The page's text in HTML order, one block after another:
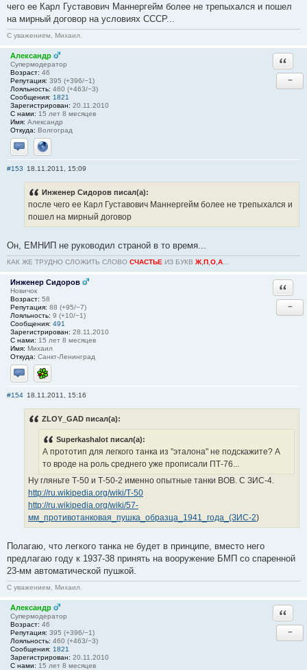
чего ее Карл Густавович Маннергейм более не трепыхался и пошел
на мирный договор на условиях СССР...
С уважением, Михаил.
Александр
Супермодератор
Возраст: 46
Репутация: 395 (+396/−1)
Лояльность: 460 (+463/−3)
Сообщения: 1821
Зарегистрирован: 20.11.2010
С нами: 15 лет 8 месяцев
Имя: Александр
Откуда: Волгоград
Отправить личное сообщение
Сайт
−
#153 18.11.2011, 15:09
Инженер Сидоров писал(а):
после чего ее Карл Густавович Маннергейм более не трепыхался и
пошел на мирный договор
Он, ЕМНИП не руководил страной в то время...
КАК ЖЕ ТРУДНО СЛОЖИТЬ СЛОВО СЧАСТЬЕ ИЗ БУКВ Ж П О А
Инженер Сидоров
Новичок
Возраст: 58
Репутация: 88 (+95/−7)
Лояльность: 9 (+10/−1)
Сообщения: 491
Зарегистрирован: 28.11.2010
С нами: 15 лет 8 месяцев
Имя: Михаил
Откуда: Санкт-Ленинград
Отправить личное сообщение
ICQ
−
#154 18.11.2011, 15:16
ZLOY_GAD писал(а):
Superkashalot писал(а):
А прототип для легкого танка из "эталона" не подскажите? А
то вроде на роль среднего уже прописали ПТ-76...
Ну гляньте Т-50 и Т-50-2 именно опытные танки ВОВ. С ЗИС-4.
http://ru.wikipedia.org/wiki/Т-50
http://ru.wikipedia.org/wiki/57-
мм_противотанковая_пушка_образца_1941_года_(ЗИС-2)
Полагаю, что легкого танка не будет в принципе, вместо него
предлагаю году к 1937-38 принять на вооружение БМП со спаренной
23-мм автоматической пушкой.
С уважением, Михаил.
Александр
Супермодератор
Возраст: 46
Репутация: 395 (+396/−1)
Лояльность: 460 (+463/−3)
Сообщения: 1821
Зарегистрирован: 20.11.2010
С нами: 15 лет 8 месяцев
−